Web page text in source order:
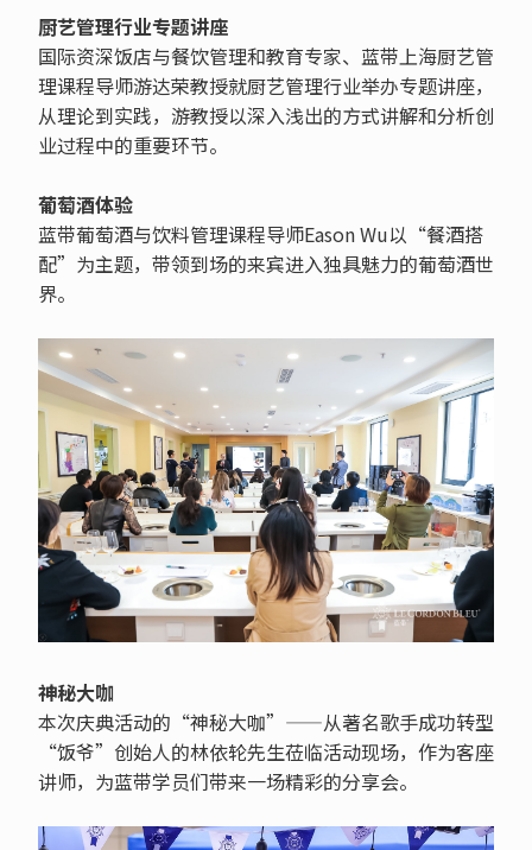
厨艺管理行业专题讲座
国际资深饭店与餐饮管理和教育专家、蓝带上海厨艺管
理课程导师游达荣教授就厨艺管理行业举办专题讲座，
从理论到实践，游教授以深入浅出的方式讲解和分析创
业过程中的重要环节。
葡萄酒体验
蓝带葡萄酒与饮料管理课程导师Eason Wu以“餐酒搭
配”为主题，带领到场的来宾进入独具魅力的葡萄酒世
界。
神秘大咖
本次庆典活动的“神秘大咖”——从著名歌手成功转型
“饭爷”创始人的林依轮先生莅临活动现场，作为客座
讲师，为蓝带学员们带来一场精彩的分享会。